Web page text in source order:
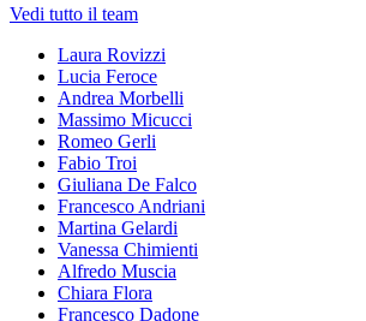
Vedi tutto il team
Laura Rovizzi
Lucia Feroce
Andrea Morbelli
Massimo Micucci
Romeo Gerli
Fabio Troi
Giuliana De Falco
Francesco Andriani
Martina Gelardi
Vanessa Chimienti
Alfredo Muscia
Chiara Flora
Francesco Dadone